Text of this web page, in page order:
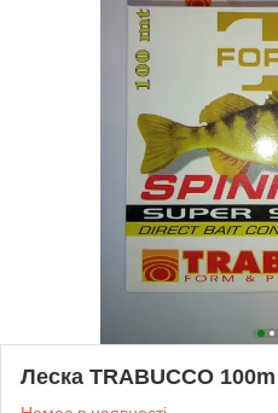
Леска TRABUCCO